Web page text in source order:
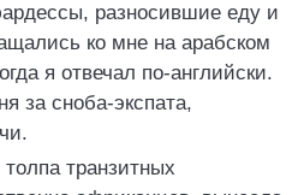
разносившие еду и
ко мне на арабском
я отвечал по-английски.
за сноба-экспата,
транзитных